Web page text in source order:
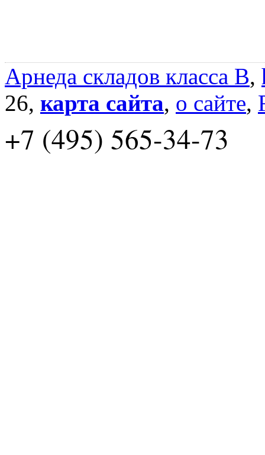
Арнеда складов класса B,
26, карта сайта, о сайте,
+7 (495) 565-34-73